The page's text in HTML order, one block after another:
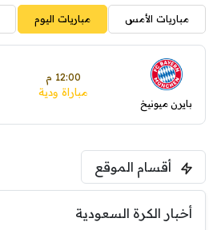
مباريات الأمس مباريات اليوم
بايرن ميونيخ
12:00 م
مباراة ودية
أقسام الموقع
أخبار الكرة السعودية